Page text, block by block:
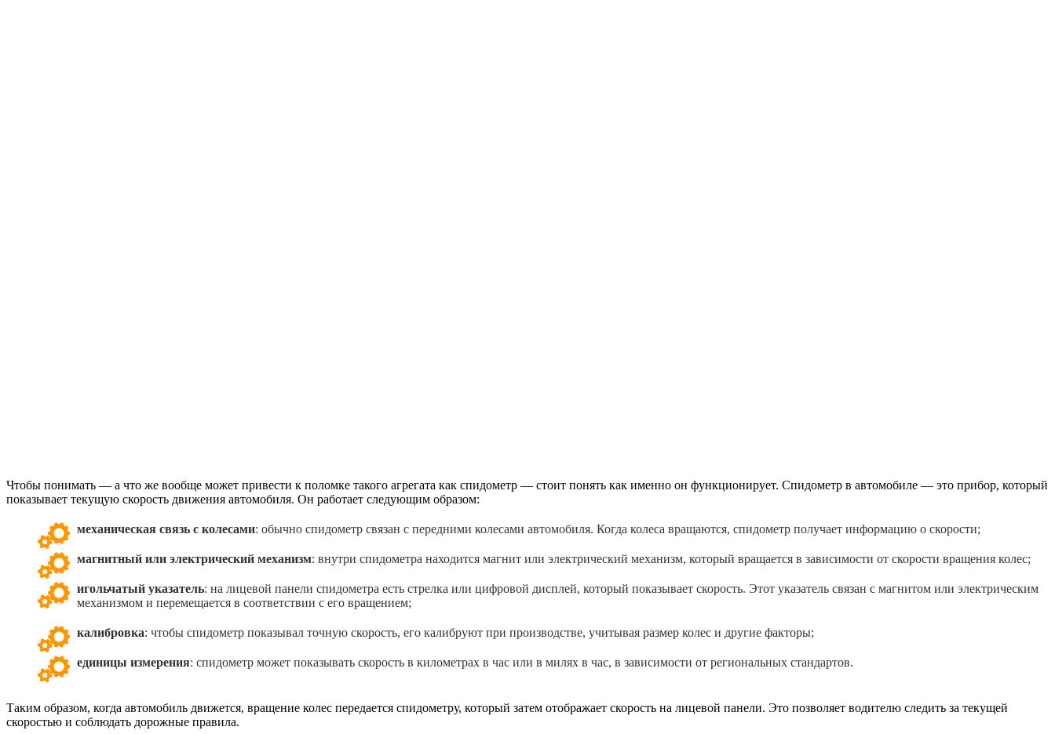
Чтобы понимать — а что же вообще может привести к поломке такого агрегата как спидометр — стоит понять как именно он функционирует. Спидометр в автомобиле — это прибор, который
показывает текущую скорость движения автомобиля. Он работает следующим образом:
механическая связь с колесами: обычно спидометр связан с передними колесами автомобиля. Когда колеса вращаются, спидометр получает информацию о скорости;
магнитный или электрический механизм: внутри спидометра находится магнит или электрический механизм, который вращается в зависимости от скорости вращения колес;
игольчатый указатель: на лицевой панели спидометра есть стрелка или цифровой дисплей, который показывает скорость. Этот указатель связан с магнитом или электрическим
механизмом и перемещается в соответствии с его вращением;
калибровка: чтобы спидометр показывал точную скорость, его калибруют при производстве, учитывая размер колес и другие факторы;
единицы измерения: спидометр может показывать скорость в километрах в час или в милях в час, в зависимости от региональных стандартов.
Таким образом, когда автомобиль движется, вращение колес передается спидометру, который затем отображает скорость на лицевой панели. Это позволяет водителю следить за текущей
скоростью и соблюдать дорожные правила.